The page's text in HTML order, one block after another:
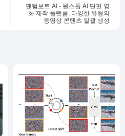
팬텀보트 AI - 원스톱 AI 단편 영
화 제작 플랫폼, 다양한 유형의
동영상 콘텐츠 일괄 생성